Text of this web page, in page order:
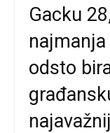
Gacku
odsto